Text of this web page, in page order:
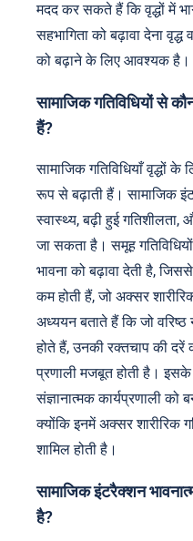
मदद कर सकते हैं कि वृद्धों में
सहभागिता को बढ़ावा देना
को बढ़ाने के लिए आवश्यक है।
सामाजिक गतिविधियों से
हैं?
सामाजिक गतिविधियाँ वृद्धों के
रूप से बढ़ाती हैं। सामाजिक
स्वास्थ्य, बढ़ी हुई
जा सकता है। समूह गतिविधियों
भावना को बढ़ावा देती है,
कम होती हैं, जो अक्सर
अध्ययन बताते हैं कि जो
होते हैं, उनकी रक्तचाप की दरें
प्रणाली मजबूत होती है। इसके
संज्ञानात्मक कार्यप्रणाली
क्योंकि इनमें अक्सर शारीरिक
शामिल होती है।
सामाजिक इंटरैक्शन
है?